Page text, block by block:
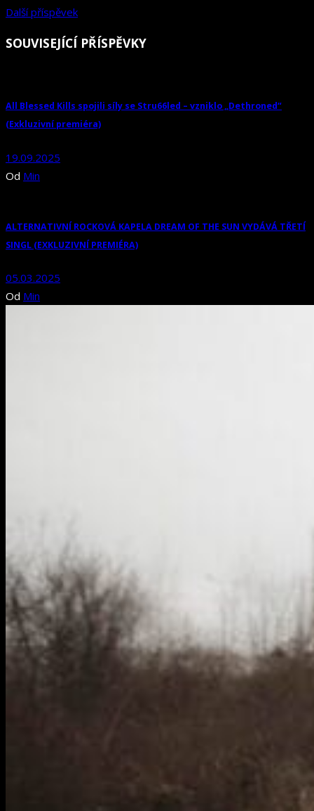
Další příspěvek
SOUVISEJÍCÍ PŘÍSPĚVKY
All Blessed Kills spojili síly se Stru66led – vzniklo „Dethroned“
(Exkluzivní premiéra)
19.09.2025
Od Min
ALTERNATIVNÍ ROCKOVÁ KAPELA DREAM OF THE SUN VYDÁVÁ TŘETÍ
SINGL (EXKLUZIVNÍ PREMIÉRA)
05.03.2025
Od Min